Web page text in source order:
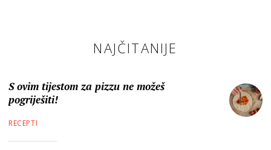
NAJČITANIJE
S ovim tijestom za pizzu ne možeš
pogriješiti!
RECEPTI